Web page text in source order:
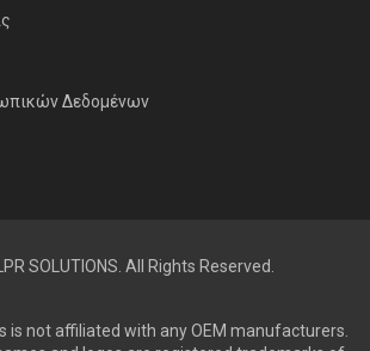
Δεδομένων
SOLUTIONS. All Rights Reserved.
is not affiliated with any OEM manufacturers.